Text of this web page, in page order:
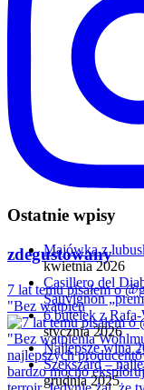
zdegustowany
7 lat temu pisałem o
"Bez wątpien
Ostatnie wpisy
Majówka z
kwietnia 2026
Casillero del
Sauvignon
6 butelek z
stycznia 2026
Najlepsze wina
Szekszárd –
grudnia 2025